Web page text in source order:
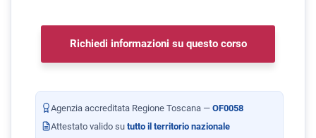
Richiedi informazioni su questo corso
Agenzia accreditata Regione Toscana — OF0058
Attestato valido su tutto il territorio nazionale